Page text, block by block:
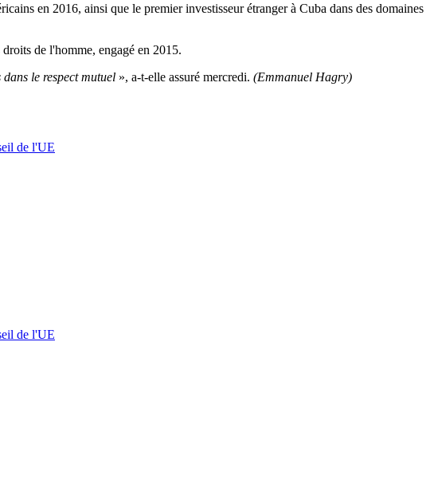
en 2016, ainsi que le premier investisseur étranger à Cuba dans des domaines
de l'homme, engagé en 2015.
le respect mutuel », a-t-elle assuré mercredi. (Emmanuel Hagry)
de l'UE
de l'UE